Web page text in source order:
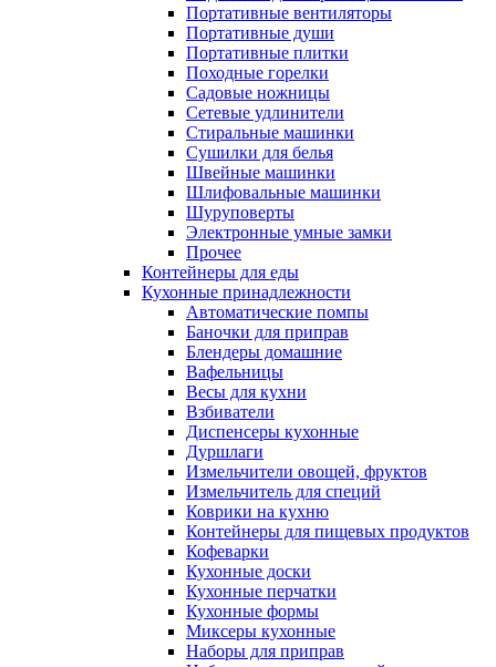
Портативные вентиляторы
Портативные души
Портативные плитки
Походные горелки
Садовые ножницы
Сетевые удлинители
Стиральные машинки
Сушилки для белья
Швейные машинки
Шлифовальные машинки
Шуруповерты
Электронные умные замки
Прочее
Контейнеры для еды
Кухонные принадлежности
Автоматические помпы
Баночки для приправ
Блендеры домашние
Вафельницы
Весы для кухни
Взбиватели
Диспенсеры кухонные
Дуршлаги
Измельчители овощей, фруктов
Измельчитель для специй
Коврики на кухню
Контейнеры для пищевых продуктов
Кофеварки
Кухонные доски
Кухонные перчатки
Кухонные формы
Миксеры кухонные
Наборы для приправ